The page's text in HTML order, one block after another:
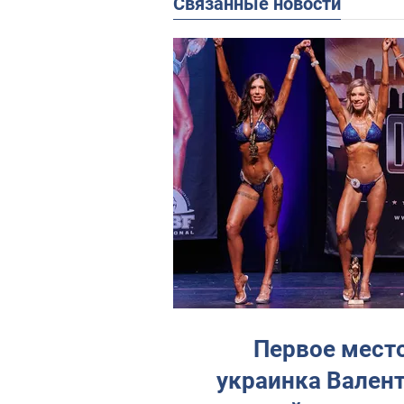
Первое
украинка